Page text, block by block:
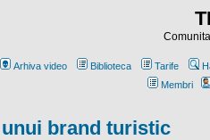
Arhiva video Biblioteca Tarife
Membri
brand turistic